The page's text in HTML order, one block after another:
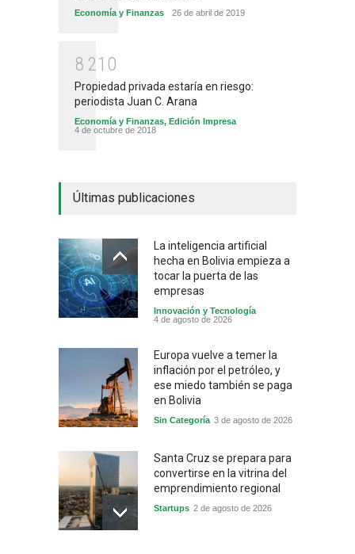
Economía y Finanzas 26 de abril de 2019
8 21 0
Propiedad privada estaría en riesgo:
periodista Juan C. Arana
Economía y Finanzas, Edición Impresa
4 de octubre de 2018
Últimas publicaciones
La inteligencia artificial
hecha en Bolivia empieza a
tocar la puerta de las
empresas
Innovación y Tecnología
4 de agosto de 2026
Europa vuelve a temer la
inflación por el petróleo, y
ese miedo también se paga
en Bolivia
Sin Categoría 3 de agosto de 2026
Santa Cruz se prepara para
convertirse en la vitrina del
emprendimiento regional
Startups 2 de agosto de 2026